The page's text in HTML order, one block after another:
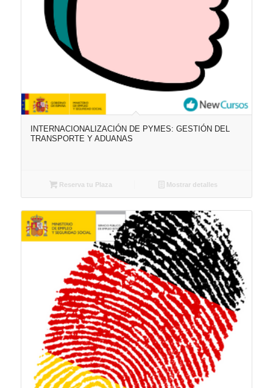
INTERNACIONALIZACIÓN DE PYMES: GESTIÓN DEL
TRANSPORTE Y ADUANAS
Reserva tu Plaza Mostrar detalles